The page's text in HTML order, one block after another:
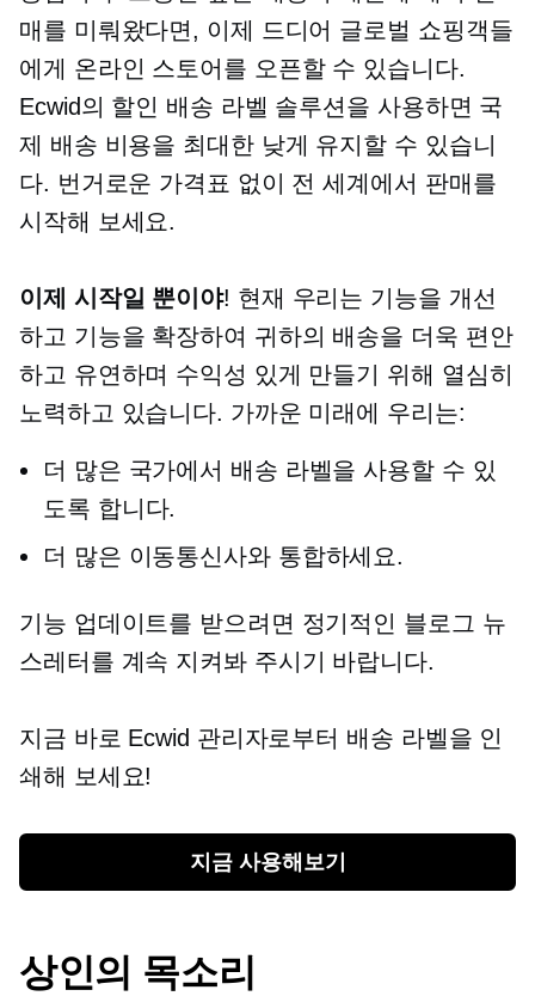
매를 미뤄왔다면, 이제 드디어 글로벌 쇼핑객들
에게 온라인 스토어를 오픈할 수 있습니다.
Ecwid의 할인 배송 라벨 솔루션을 사용하면 국
제 배송 비용을 최대한 낮게 유지할 수 있습니
다. 번거로운 가격표 없이 전 세계에서 판매를
시작해 보세요.
이제 시작일 뿐이야! 현재 우리는 기능을 개선
하고 기능을 확장하여 귀하의 배송을 더욱 편안
하고 유연하며 수익성 있게 만들기 위해 열심히
노력하고 있습니다. 가까운 미래에 우리는:
더 많은 국가에서 배송 라벨을 사용할 수 있
도록 합니다.
더 많은 이동통신사와 통합하세요.
기능 업데이트를 받으려면 정기적인 블로그 뉴
스레터를 계속 지켜봐 주시기 바랍니다.
지금 바로 Ecwid 관리자로부터 배송 라벨을 인
쇄해 보세요!
지금 사용해보기
상인의 목소리